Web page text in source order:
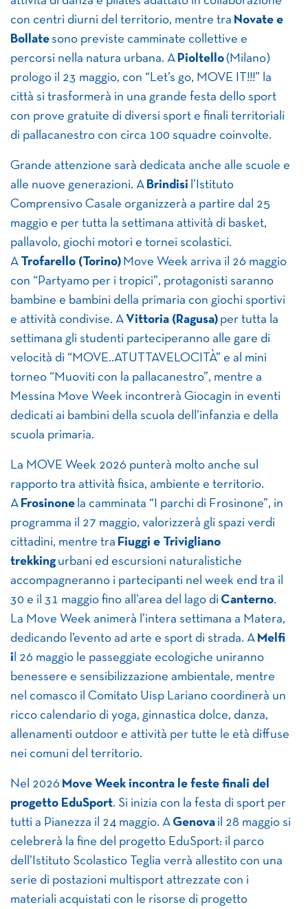
con centri diurni del territorio, mentre tra Novate e
Bollatesono previste camminate collettive e
percorsi nella natura urbana. A Pioltello(Milano)
prologo il 23 maggio, con “Let’s go, MOVE IT!!!” la
città si trasformerà in una grande festa dello sport
con prove gratuite di diversi sport e finali territoriali
di pallacanestro con circa 100 squadre coinvolte.
Grande attenzione sarà dedicata anche alle scuole e
alle nuove generazioni. A Brindisi l’Istituto
Comprensivo Casale organizzerà a partire dal 25
maggio e per tutta la settimana attività di basket,
pallavolo, giochi motori e tornei scolastici.
A Trofarello (Torino) Move Week arriva il 26 maggio
con “Partyamo per i tropici”, protagonisti saranno
bambine e bambini della primaria con giochi sportivi
e attività condivise. A Vittoria (Ragusa) per tutta la
settimana gli studenti parteciperanno alle gare di
velocità di “MOVE..ATUTTAVELOCITÀ” e al mini
torneo “Muoviti con la pallacanestro”, mentre a
Messina Move Week incontrerà Giocagin in eventi
dedicati ai bambini della scuola dell’infanzia e della
scuola primaria.
La MOVE Week 2026 punterà molto anche sul
rapporto tra attività fisica, ambiente e territorio.
A Frosinone la camminata “I parchi di Frosinone”, in
programma il 27 maggio, valorizzerà gli spazi verdi
cittadini, mentre tra Fiuggi e Trivigliano
trekking urbani ed escursioni naturalistiche
accompagneranno i partecipanti nel week end tra il
30 e il 31 maggio fino all’area del lago di Canterno.
La Move Week animerà l’intera settimana a Matera,
dedicando l’evento ad arte e sport di strada. A Melfi
il 26 maggio le passeggiate ecologiche uniranno
benessere e sensibilizzazione ambientale, mentre
nel comasco il Comitato Uisp Lariano coordinerà un
ricco calendario di yoga, ginnastica dolce, danza,
allenamenti outdoor e attività per tutte le età diffuse
nei comuni del territorio.
Nel 2026 Move Week incontra le feste finali del
progetto EduSport. Si inizia con la festa di sport per
tutti a Pianezza il 24 maggio. A Genova il 28 maggio si
celebrerà la fine del progetto EduSport: il parco
dell’Istituto Scolastico Teglia verrà allestito con una
serie di postazioni multisport attrezzate con i
materiali acquistati con le risorse di progetto